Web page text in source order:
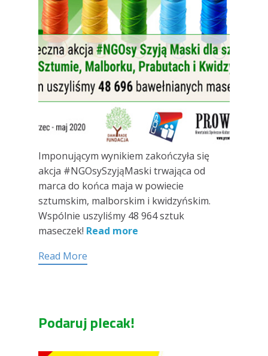
Imponującym wynikiem zakończyła się
akcja #NGOsySzyjąMaski trwająca od
marca do końca maja w powiecie
sztumskim, malborskim i kwidzyńskim.
Wspólnie uszyliśmy 48 964 sztuk
maseczek! Read more
Read More
Podaruj plecak!